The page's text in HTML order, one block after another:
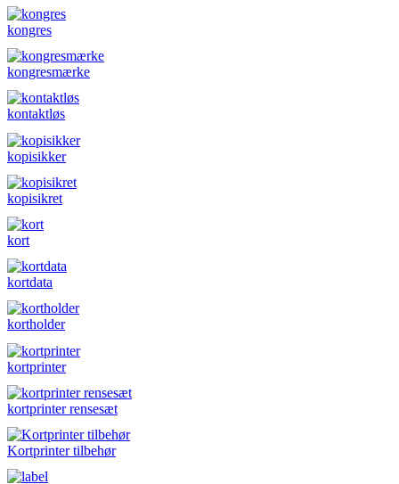
kongres
kongresmærke
kontaktløs
kopisikker
kopisikret
kort
kortdata
kortholder
kortprinter
kortprinter rensesæt
Kortprinter tilbehør